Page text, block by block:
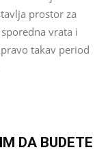
prostor za
vrata i
takav period
DA BUDETE